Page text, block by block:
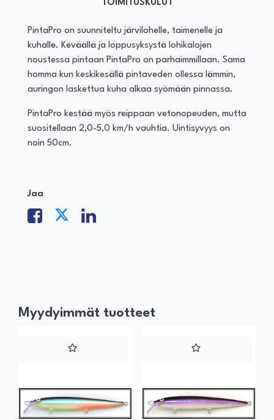
TOIMITUSKULUT
PintaPro on suunniteltu järvilohelle, taimenelle ja
kuhalle. Keväällä ja loppusyksystä lohikalojen
noustessa pintaan PintaPro on parhaimmillaan. Sama
homma kun keskikesällä pintaveden ollessa lämmin,
auringon laskettua kuha alkaa syömään pinnassa.
PintaPro kestää myös reippaan vetonopeuden, mutta
suositellaan 2,0-5,0 km/h vauhtia. Uintisyvyys on
noin 50cm.
Jaa
Myydyimmät tuotteet